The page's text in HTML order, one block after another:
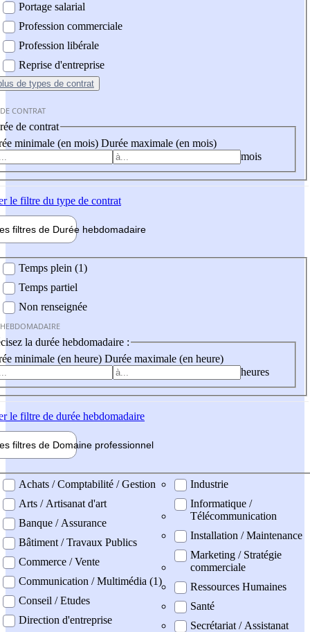
Portage salarial
Profession commerciale
Profession libérale
Reprise d'entreprise
de types de contrat
CONTRAT
de contrat
minimale (en mois) Durée maximale (en mois)
mois
le filtre du type de contrat
filtres de Durée hebdomadaire
Temps plein (1)
Temps partiel
Non renseignée
la durée hebdomadaire :
minimale (en heure) Durée maximale (en heure)
heures
le filtre de durée hebdomadaire
filtres de Domaine professionnel
professionel
Achats / Comptabilité / Gestion
Arts / Artisanat d'art
Banque / Assurance
Bâtiment / Travaux Publics
Commerce / Vente
Communication / Multimédia (1)
Conseil / Etudes
Direction d'entreprise
Industrie
Informatique /
Télécommunication
Installation / Maintenance
Marketing / Stratégie
commerciale
Ressources Humaines
Santé
Secrétariat / Assistanat